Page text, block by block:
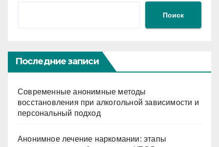
Поиск
Последние записи
Современные анонимные методы
восстановления при алкогольной зависимости и
персональный подход
Анонимное лечение наркомании: этапы